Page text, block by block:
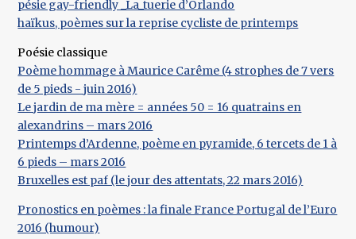
pésie gay-friendly _La_tuerie d’Orlando
haïkus, poèmes sur la reprise cycliste de printemps
Poésie classique
Poème hommage à Maurice Carême (4 strophes de 7 vers
de 5 pieds - juin 2016)
Le jardin de ma mère = années 50 = 16 quatrains en
alexandrins – mars 2016
Printemps d’Ardenne, poème en pyramide, 6 tercets de 1 à
6 pieds – mars 2016
Bruxelles est paf (le jour des attentats, 22 mars 2016)
Pronostics en poèmes : la finale France Portugal de l’Euro
2016 (humour)